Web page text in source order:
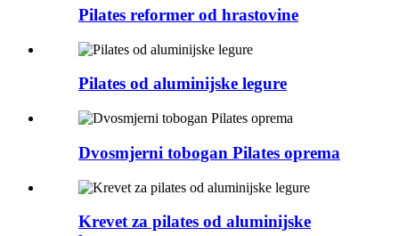
Pilates reformer od hrastovine
Pilates od aluminijske legure
Dvosmjerni tobogan Pilates oprema
Krevet za pilates od aluminijske